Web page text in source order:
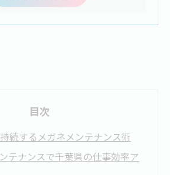
目次
続するメガネメンテナンス術
テナンスで千葉県の仕事効率ア